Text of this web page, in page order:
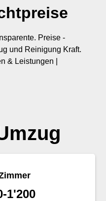
Preise -
und Reinigung Kraft.
& Leistungen |
1'200